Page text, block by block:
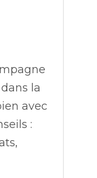
la
avec
: